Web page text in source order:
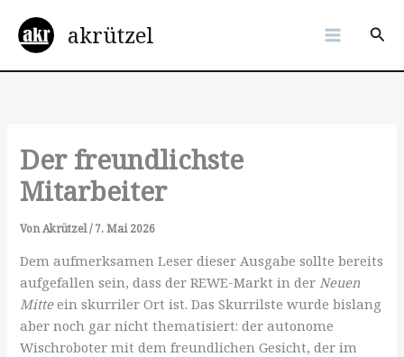
Inhalt
springen
akrützel
Der freundlichste
Mitarbeiter
VonAkrützel/7. Mai 2026
Dem aufmerksamen Leser dieser Ausgabe sollte bereits
aufgefallen sein, dass der REWE-Markt in der Neuen
Mitteein skurriler Ort ist. Das Skurrilste wurde bislang
aber noch gar nicht thematisiert: der autonome
Wischroboter mit dem freundlichen Gesicht, der im